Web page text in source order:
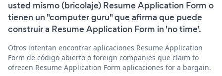
usted mismo (bricolaje) Resume Application Form o
tienen un "computer guru" que afirma que puede
construir a Resume Application Form in 'no time'.
Otros intentan encontrar aplicaciones Resume Application
Form de código abierto o foreign companies que claim to
ofrecen Resume Application Form aplicaciones for a bargain.